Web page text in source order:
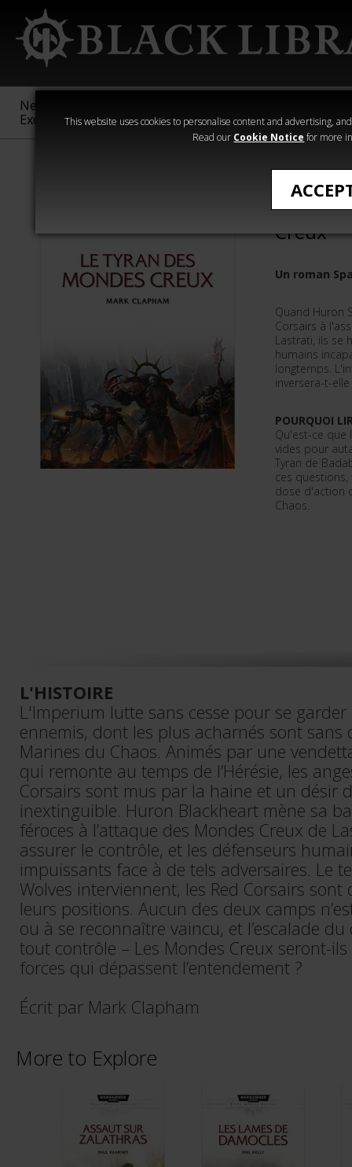
This website uses cookies to personalise content and advertising,
Read our Cookie Notice for more
New &
Exclusive
Sigmar
40,000
Heresy
Le
Creux
Un roman
Quand Huron
Corsairs à
Lastrati, ils se
humains
longtemps.
inversera-t-
POURQUOI
Qu'est-ce que
vides pour
Tyran de
ces
dose d'action
Chaos.
L'HISTOIRE
L'Imperium lutte sans cesse pour se
ennemis, dont les plus acharnés sont sans
Marines du Chaos. Animés par une
qui remonte au temps de l’Hérésie, les
Corsairs sont mus par la haine et un désir
inextinguible. Huron Blackheart mène sa
féroces à l’attaque des Mondes Creux de
assurer le contrôle, et les défenseurs
impuissants face à de tels adversaires. Le
Wolves interviennent, les Red Corsairs
leurs positions. Aucun des deux camps
ou à se reconnaître vaincu, et l’escalade
tout contrôle – Les Mondes Creux seront-
forces qui dépassent l’entendement ?
Écrit par Mark Clapham
More to Explore